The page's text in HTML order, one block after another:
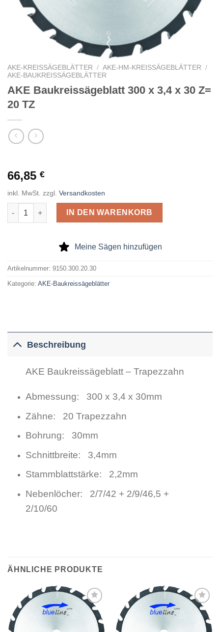
AKE-KREISSÄGEBLÄTTER / AKE-HM-KREISSÄGEBLÄTTER
/
AKE-BAUKREISSÄGEBLÄTTER
AKE Baukreissägeblatt 300 x 3,4 x 30 Z=
20 TZ
66,85 €
inkl. MwSt. zzgl. Versandkosten
AKE Baukreissägeblatt 300 x 3,4 x 30 Z= 20 TZ Menge
IN DEN WARENKORB
Meine Sägen hinzufügen
Artikelnummer: 9150.300.20.30
Kategorie: AKE-Baukreissägeblätter
Beschreibung
AKE Baukreissägeblatt – Trapezzahn
Abmessung: 300 x 3,4 x 30mm
Zähne: 20 Trapezzahn
Bohrung: 30mm
Schnittbreite: 3,4mm
Stammblattstärke: 2,2mm
Nebenlöcher: 2/7/42 + 2/9/46,5 +
2/10/60
ÄHNLICHE PRODUKTE